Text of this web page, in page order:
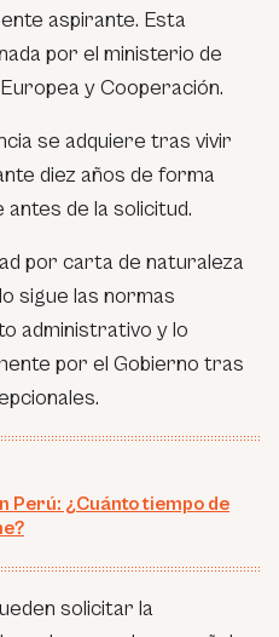
aspirante. Esta
por el ministerio de
y Cooperación.
se adquiere tras vivir
diez años de forma
de la solicitud.
por carta de naturaleza
sigue las normas
administrativo y lo
por el Gobierno tras
Perú: ¿Cuánto tiempo de
solicitar la